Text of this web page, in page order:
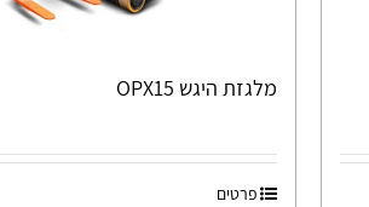
מלגזת היגש OPX15
פרטים